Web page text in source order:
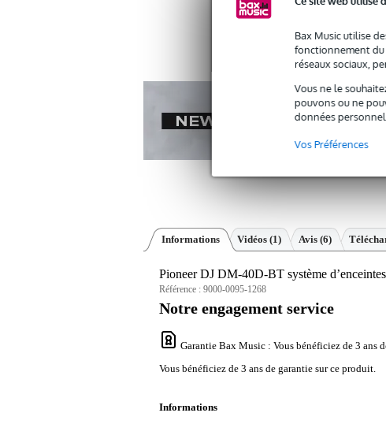
Bax Music utilise
fonctionnement du
réseaux sociaux,
Vous ne le
pouvons ou ne
données
Vos Préférences
Informations Vidéos (1) Avis (6)
Pioneer DJ DM-40D-BT système
Référence : 9000-0095-1268
Notre engagement service
Garantie Bax Music : Vous bénéficiez de 3 ans
Vous bénéficiez de 3 ans de garantie sur ce produit.
Informations